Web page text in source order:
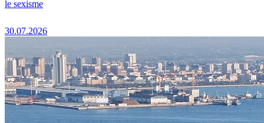
le sexisme
30.07.2026